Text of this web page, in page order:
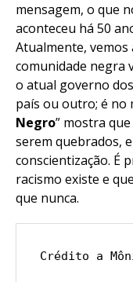
mensagem, o que
aconteceu há 50
Atualmente, vemos
comunidade negra
o atual governo
país ou outro; é no
Negro” mostra
serem quebrados,
conscientização. É
racismo existe e
que nunca.
Crédito a